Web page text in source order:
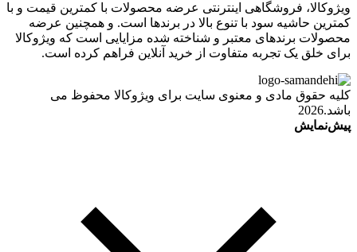
ویژوکالا، فروشگاهی اینترنتی عرضه محصولات با کمترین قیمت و با
کمترین حاشیه سود با تنوع بالا در برندها است. و همچنین عرضه
محصولات برندهای معتبر و شناخته شده مزایایی است که ویژوکالا
برای خلق یک تجربه متفاوت از خرید آنلاین فراهم کرده است.
کلیه حقوق مادی و معنوی سایت برای ویژوکالا محفوظ می
باشد.2026
پیش‌نمایش